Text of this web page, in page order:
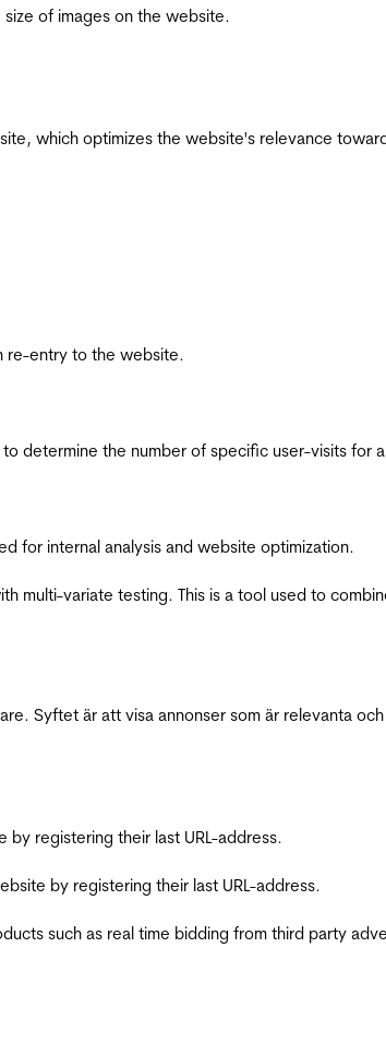
of images on the website.
which optimizes the website's relevance
re-entry to the website.
determine the number of specific user-visits for
for internal analysis and website optimization.
multi-variate testing. This is a tool used to
Syftet är att visa annonser som är relevanta
registering their last URL-address.
by registering their last URL-address.
such as real time bidding from third party